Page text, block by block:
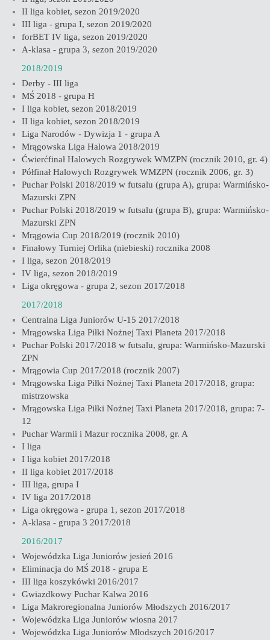
II liga kobiet, sezon 2019/2020
III liga - grupa I, sezon 2019/2020
forBET IV liga, sezon 2019/2020
A-klasa - grupa 3, sezon 2019/2020
2018/2019
Derby - III liga
MŚ 2018 - grupa H
I liga kobiet, sezon 2018/2019
II liga kobiet, sezon 2018/2019
Liga Narodów - Dywizja 1 - grupa A
Mrągowska Liga Halowa 2018/2019
Ćwierćfinał Halowych Rozgrywek WMZPN (rocznik 2010, gr. 4)
Półfinał Halowych Rozgrywek WMZPN (rocznik 2006, gr. 3)
Puchar Polski 2018/2019 w futsalu (grupa A), grupa: Warmińsko-
Mazurski ZPN
Puchar Polski 2018/2019 w futsalu (grupa B), grupa: Warmińsko-
Mazurski ZPN
Mrągowia Cup 2018/2019 (rocznik 2010)
Finałowy Turniej Orlika (niebieski) rocznika 2008
I liga, sezon 2018/2019
IV liga, sezon 2018/2019
Liga okręgowa - grupa 2, sezon 2017/2018
2017/2018
Centralna Liga Juniorów U-15 2017/2018
Mrągowska Liga Piłki Nożnej Taxi Planeta 2017/2018
Puchar Polski 2017/2018 w futsalu, grupa: Warmińsko-Mazurski
ZPN
Mrągowia Cup 2017/2018 (rocznik 2007)
Mrągowska Liga Piłki Nożnej Taxi Planeta 2017/2018, grupa:
mistrzowska
Mrągowska Liga Piłki Nożnej Taxi Planeta 2017/2018, grupa: 7-
12
Puchar Warmii i Mazur rocznika 2008, gr. A
I liga
I liga kobiet 2017/2018
II liga kobiet 2017/2018
III liga, grupa I
IV liga 2017/2018
Liga okręgowa - grupa 1, sezon 2017/2018
A-klasa - grupa 3 2017/2018
2016/2017
Wojewódzka Liga Juniorów jesień 2016
Eliminacja do MŚ 2018 - grupa E
III liga koszykówki 2016/2017
Gwiazdkowy Puchar Kalwa 2016
Liga Makroregionalna Juniorów Młodszych 2016/2017
Wojewódzka Liga Juniorów wiosna 2017
Wojewódzka Liga Juniorów Młodszych 2016/2017